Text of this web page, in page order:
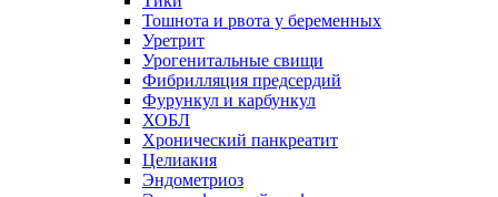
Тошнота и рвота у беременных
Уретрит
Урогенитальные свищи
Фибрилляция предсердий
Фурункул и карбункул
ХОБЛ
Хронический панкреатит
Целиакия
Эндометриоз